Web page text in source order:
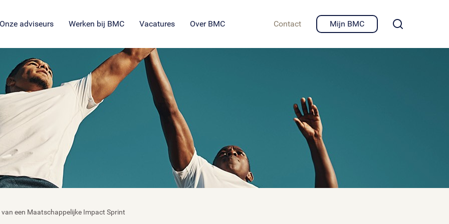
Onze adviseurs Werken bij BMC Vacatures Over BMC
Contact
Mijn BMC
een Maatschappelijke Impact Sprint